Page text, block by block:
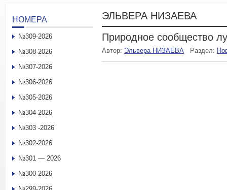
ЭЛЬВЕРА НИЗАЕВА
Природное сообщество
Автор: Эльвера НИЗАЕВА Раздел:
НОМЕРА
№309-2026
№308-2026
№307-2026
№306-2026
№305-2026
№304-2026
№303 -2026
№302-2026
№301 — 2026
№300-2026